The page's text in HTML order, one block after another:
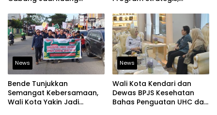
dan Berjiwa Pemimpin
Bangun Infrastruktur
Berintegritas
News
Bende Tunjukkan
Semangat Kebersamaan,
Wali Kota Yakin Jadi
News
Wali Kota Kendari dan
Dewas BPJS Kesehatan
Bahas Penguatan UHC dan